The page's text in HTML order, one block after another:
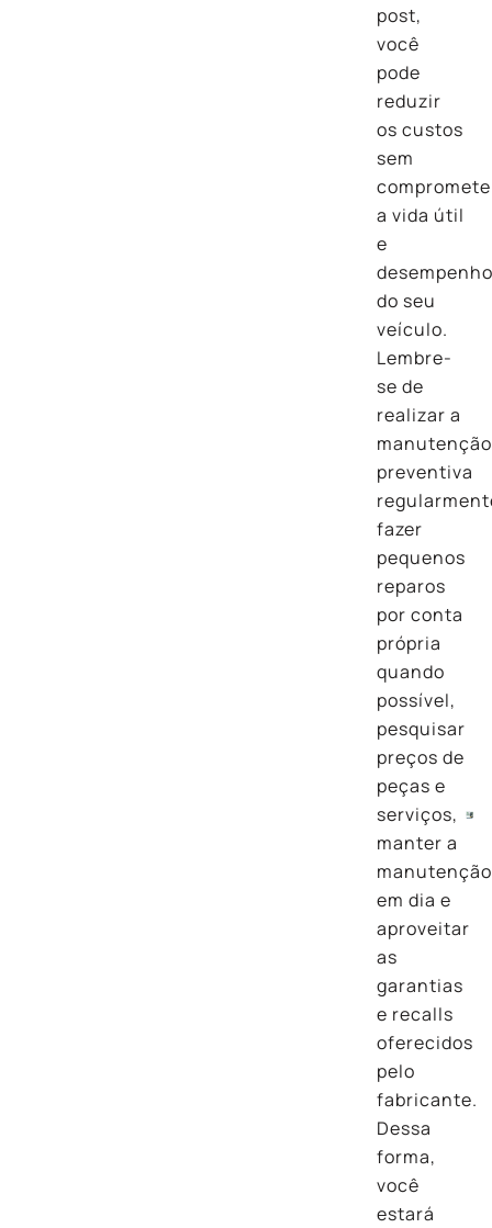
post,
você
pode
reduzir
os custos
sem
a vida útil
e
do seu
veículo.
Lembre-
se de
realizar a
manutenção
preventiva
fazer
pequenos
reparos
por conta
própria
quando
possível,
pesquisar
preços de
peças e
serviços,
manter a
manutenção
em dia e
aproveitar
as
garantias
e recalls
oferecidos
pelo
fabricante.
Dessa
forma,
você
estará